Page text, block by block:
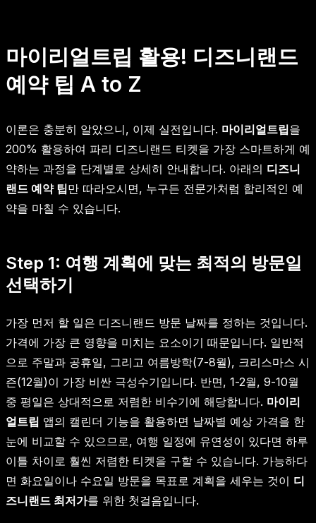
마이리얼트립 활용! 디즈니랜드
예약 팁 A to Z
이론은 충분히 알았으니, 이제 실전입니다. 마이리얼트립을
200% 활용하여 파리 디즈니랜드 티켓을 가장 스마트하게 예
약하는 과정을 단계별로 상세히 안내합니다. 아래의 디즈니
랜드 예약 팁만 따라오시면, 누구든 전문가처럼 합리적인 예
약을 마칠 수 있습니다.
Step 1: 여행 계획에 맞는 최적의 방문일
선택하기
가장 먼저 할 일은 디즈니랜드 방문 날짜를 정하는 것입니다.
가격에 가장 큰 영향을 미치는 요소이기 때문입니다. 일반적
으로 주말과 공휴일, 그리고 여름방학(7-8월), 크리스마스 시
즌(12월)이 가장 비싼 극성수기입니다. 반면, 1-2월, 9-10월
중 평일은 상대적으로 저렴한 비수기에 해당합니다. 마이리
얼트립 앱의 캘린더 기능을 활용하면 날짜별 예상 가격을 한
눈에 비교할 수 있으므로, 여행 일정에 유연성이 있다면 하루
이틀 차이로 훨씬 저렴한 티켓을 구할 수 있습니다. 가능하다
면 화요일이나 수요일 방문을 목표로 계획을 세우는 것이 디
즈니랜드 최저가를 위한 첫걸음입니다.